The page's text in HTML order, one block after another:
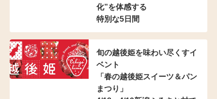
化”を体感する
特別な5日間
旬の越後姫を味わい尽くすイ
ベント
「春の越後姫スイーツ＆パン
まつり」